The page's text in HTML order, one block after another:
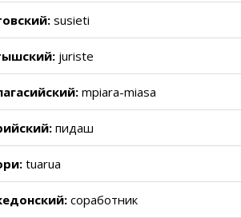
susieti
juriste
mpiara-miasa
пидаш
tuarua
соработник